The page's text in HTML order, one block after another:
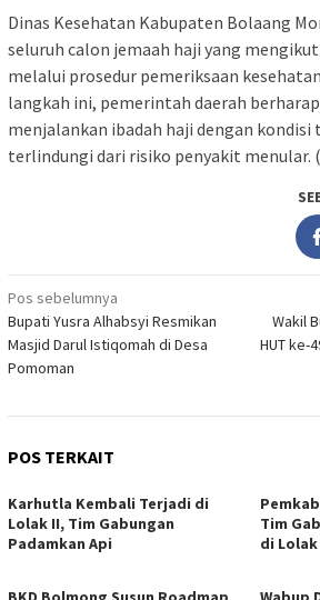
Dinas Kesehatan Kabupaten Bolaang
seluruh calon jemaah haji yang
melalui prosedur pemeriksaan
langkah ini, pemerintah daerah
menjalankan ibadah haji dengan kondisi
terlindungi dari risiko penyakit menular.
Navigasi
pos
Pos sebelumnya
Bupati Yusra Alhabsyi Resmikan
Masjid Darul Istiqomah di Desa
Pomoman
Wakil
HUT ke-
POS TERKAIT
Karhutla Kembali Terjadi di
Lolak II, Tim Gabungan
Padamkan Api
Tim
di Lolak